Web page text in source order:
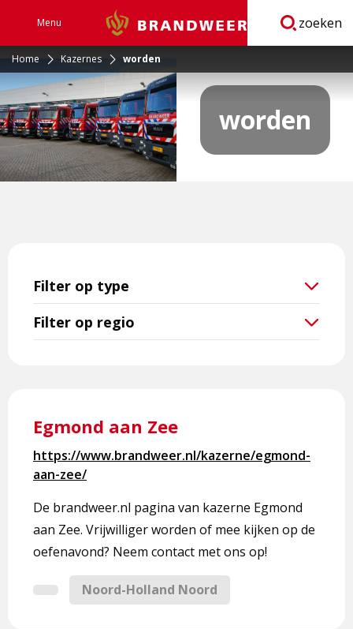
Menu Brandweer zoeken
Home Kazernes worden
worden
Filter op type
Filter op regio
Egmond aan Zee
https://www.brandweer.nl/kazerne/egmond-
aan-zee/
De brandweer.nl pagina van kazerne Egmond
aan Zee. Vrijwilliger worden of mee kijken op de
oefenavond? Neem contact met ons op!
Noord-Holland Noord
Egmond